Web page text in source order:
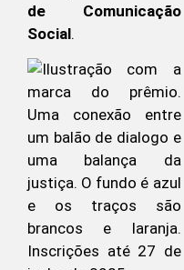
de Comunicação
Social.